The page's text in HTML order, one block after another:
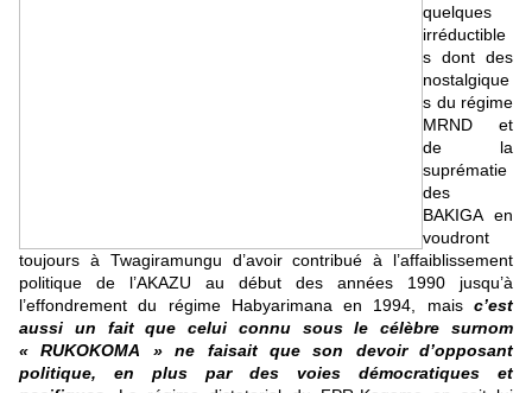
quelques
irréductible
s dont des
nostalgique
s du régime
MRND et
de la
suprématie
des
BAKIGA en
voudront
toujours à Twagiramungu d’avoir contribué à l’affaiblissement
politique de l’AKAZU au début des années 1990 jusqu’à
l’effondrement du régime Habyarimana en 1994, mais c’est
aussi un fait que celui connu sous le célèbre surnom
« RUKOKOMA » ne faisait que son devoir d’opposant
politique, en plus par des voies démocratiques et